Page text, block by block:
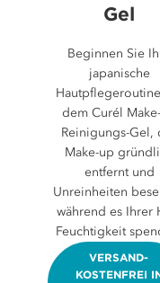
Gel
Beginnen Sie
japanische
dem Curél
Reinigungs-Gel,
Make-up
entfernt und
Unreinheiten
während es Ihrer
Feuchtigkeit
VERSAND-
KOSTENFREI